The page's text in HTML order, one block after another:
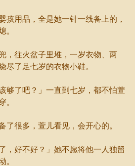
用品，全是她一针一线备上的，
。
往火盆子里堆，一岁衣物、两
了足七岁的衣物小鞋。
了吧？」一直到七岁，都不怕萱
。
很多，萱儿看见，会开心的。
好不好？」她不愿将他一人独留
。